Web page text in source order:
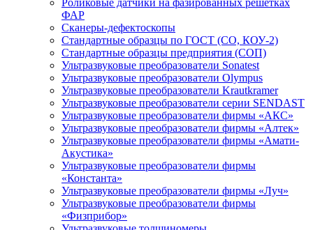
Роликовые датчики на фазированных решётках
ФАР
Сканеры-дефектоскопы
Стандартные образцы по ГОСТ (СО, КОУ-2)
Стандартные образцы предприятия (СОП)
Ультразвуковые преобразователи Sonatest
Ультразвуковые преобразователи Olympus
Ультразвуковые преобразователи Krautkramer
Ультразвуковые преобразователи серии SENDAST
Ультразвуковые преобразователи фирмы «АКС»
Ультразвуковые преобразователи фирмы «Алтек»
Ультразвуковые преобразователи фирмы «Амати-
Акустика»
Ультразвуковые преобразователи фирмы
«Константа»
Ультразвуковые преобразователи фирмы «Луч»
Ультразвуковые преобразователи фирмы
«Физприбор»